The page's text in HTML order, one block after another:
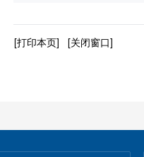
[打印本页] [关闭窗口]